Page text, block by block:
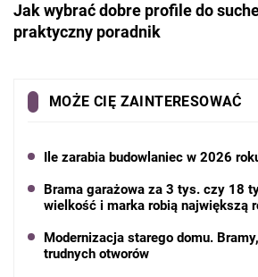
Jak wybrać dobre profile do
praktyczny poradnik
MOŻE CIĘ ZAINTERESOWAĆ
Ile zarabia budowlaniec w 2026
Brama garażowa za 3 tys. czy 18
wielkość i marka robią największą
Modernizacja starego domu.
trudnych otworów